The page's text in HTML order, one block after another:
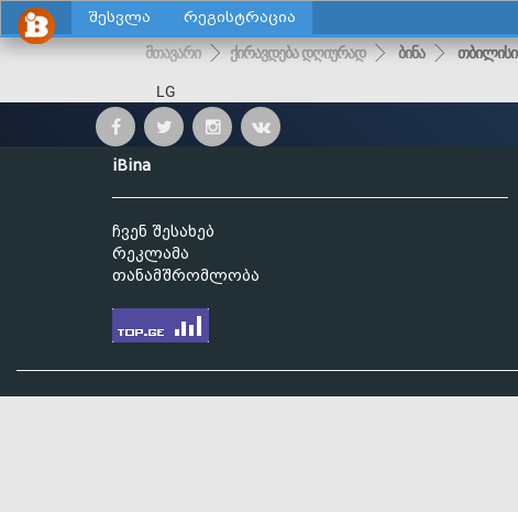
შესვლა რეგისტრაცია
მთავარი ქირავდება დღიურად ბინა თბილისი
LG
iBina
ჩვენ შესახებ
რეკლამა
თანამშრომლობა